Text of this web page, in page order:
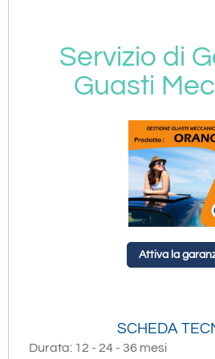
Servizio di
Guasti
Attiva la
SCHEDA
Durata: 12 - 24 - 36 mesi